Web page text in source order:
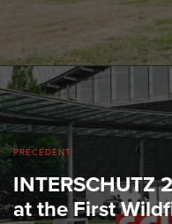
PRÉCÉDENT
INTERSCHUTZ
at the First